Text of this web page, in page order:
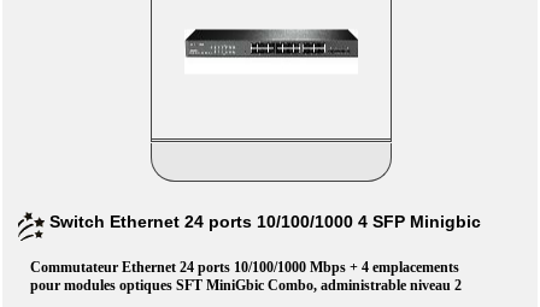
Switch Ethernet 24 ports 10/100/1000 4 SFP Minigbic
Commutateur Ethernet 24 ports 10/100/1000 Mbps + 4 emplacements
pour modules optiques SFT MiniGbic Combo, administrable niveau 2